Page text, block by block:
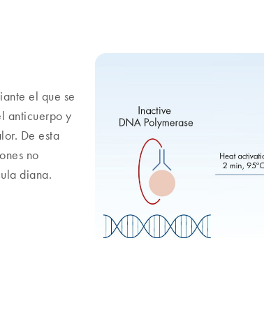
el que se
anticuerpo y
De esta
no
diana.